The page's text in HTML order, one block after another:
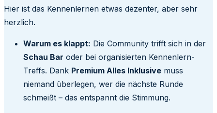
Hier ist das Kennenlernen etwas dezenter, aber sehr
herzlich.
Warum es klappt: Die Community trifft sich in der
Schau Bar oder bei organisierten Kennenlern-
Treffs. Dank Premium Alles Inklusive muss
niemand überlegen, wer die nächste Runde
schmeißt – das entspannt die Stimmung.